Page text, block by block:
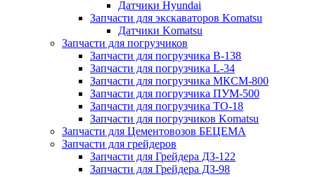
Датчики Hyundai
Запчасти для экскаваторов Komatsu
Датчики Komatsu
Запчасти для погрузчиков
Запчасти для погрузчика B-138
Запчасти для погрузчика L-34
Запчасти для погрузчика МКСМ-800
Запчасти для погрузчика ПУМ-500
Запчасти для погрузчика ТО-18
Запчасти для погрузчиков Komatsu
Запчасти для Цементовозов БЕЦЕМА
Запчасти для грейдеров
Запчасти для Грейдера ДЗ-122
Запчасти для Грейдера ДЗ-98